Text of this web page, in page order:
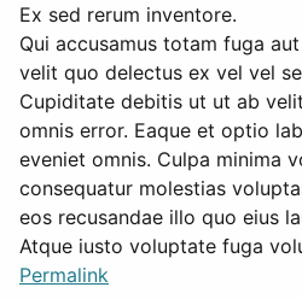
Ex sed rerum inventore.
Qui accusamus totam fuga
velit quo delectus ex vel vel
Cupiditate debitis ut ut ab
omnis error. Eaque et optio
eveniet omnis. Culpa minima
consequatur molestias
eos recusandae illo quo eius
Atque iusto voluptate fuga
Permalink